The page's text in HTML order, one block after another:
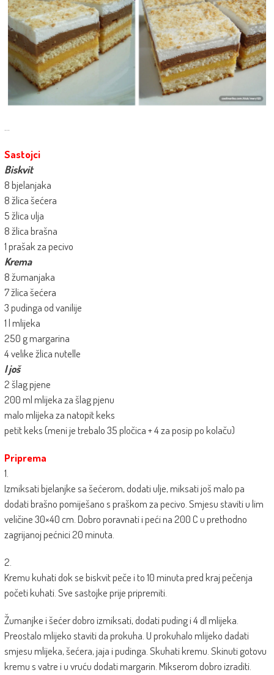
Sastojci
Biskvit
8 bjelanjaka
8 žlica šećera
5 žlica ulja
8 žlica brašna
1 prašak za pecivo
Krema
8 žumanjaka
7 žlica šećera
3 pudinga od vanilije
1 l mlijeka
250 g margarina
4 velike žlica nutelle
I još
2 šlag pjene
200 ml mlijeka za šlag pjenu
malo mlijeka za natopit keks
petit keks (meni je trebalo 35 pločica + 4 za posip po kolaču)
Priprema
1.
Izmiksati bjelanjke sa šećerom, dodati ulje, miksati još malo pa
dodati brašno pomiješano s praškom za pecivo. Smjesu staviti u lim
veličine 30×40 cm. Dobro poravnati i peći na 200 C u prethodno
zagrijanoj pećnici 20 minuta.
2.
Kremu kuhati dok se biskvit peče i to 10 minuta pred kraj pečenja
početi kuhati. Sve sastojke prije pripremiti.
Žumanjke i šećer dobro izmiksati, dodati puding i 4 dl mlijeka.
Preostalo mlijeko staviti da prokuha. U prokuhalo mlijeko dadati
smjesu mlijeka, šećera, jaja i pudinga. Skuhati kremu. Skinuti gotovu
kremu s vatre i u vruću dodati margarin. Mikserom dobro izraditi.